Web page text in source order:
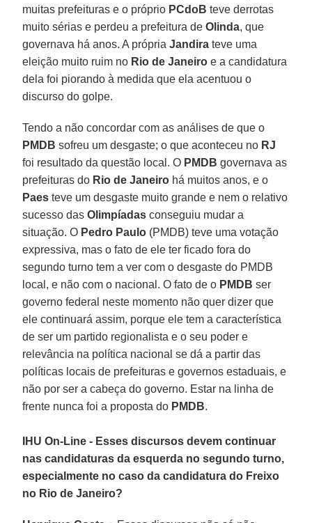
muitas prefeituras e o próprio PCdoB teve derrotas
muito sérias e perdeu a prefeitura deOlinda, que
governava há anos. A própriaJandira teve uma
eleição muito ruim no Rio de Janeiro e a candidatura
dela foi piorando à medida que ela acentuou o
discurso do golpe.
Tendo a não concordar com as análises de que o
PMDB sofreu um desgaste; o que aconteceu no RJ
foi resultado da questão local. O PMDB governava as
prefeituras do Rio de Janeiro há muitos anos, e o
Paes teve um desgaste muito grande e nem o relativo
sucesso dasOlimpíadas conseguiu mudar a
situação. O Pedro Paulo (PMDB) teve uma votação
expressiva, mas o fato de ele ter ficado fora do
segundo turno tem a ver com o desgaste do PMDB
local, e não com o nacional. O fato de o PMDB ser
governo federal neste momento não quer dizer que
ele continuará assim, porque ele tem a característica
de ser um partido regionalista e o seu poder e
relevância na política nacional se dá a partir das
políticas locais de prefeituras e governos estaduais, e
não por ser a cabeça do governo. Estar na linha de
frente nunca foi a proposta do PMDB.
IHU On-Line - Esses discursos devem continuar
nas candidaturas da esquerda no segundo turno,
especialmente no caso da candidatura do Freixo
no Rio de Janeiro?